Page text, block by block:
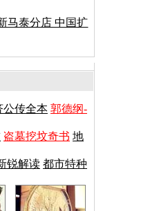
马泰分店 中国扩
公传全本 郭德纲-
盗墓挖坟奇书 地
锐解读 都市特种